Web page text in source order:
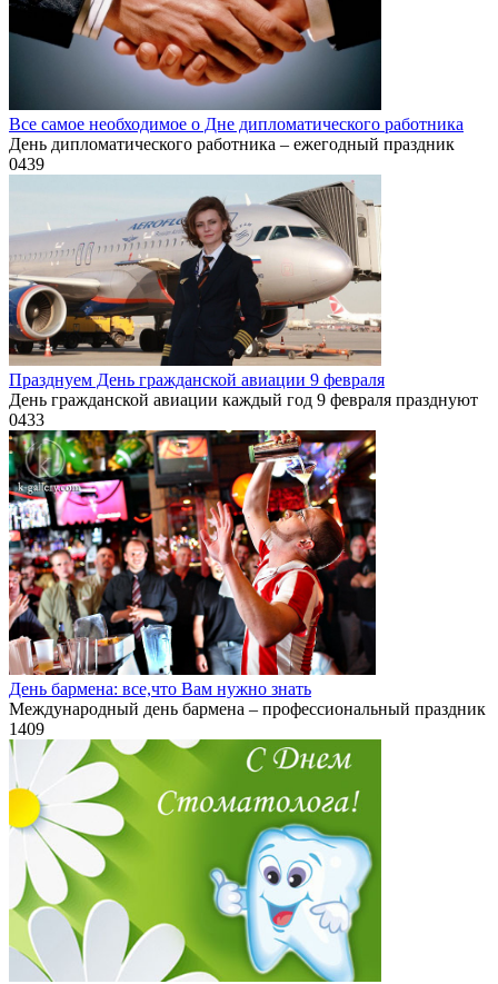
Все самое необходимое о Дне дипломатического работника
День дипломатического работника – ежегодный праздник
0439
Празднуем День гражданской авиации 9 февраля
День гражданской авиации каждый год 9 февраля празднуют
0433
День бармена: все,что Вам нужно знать
Международный день бармена – профессиональный праздник
1409